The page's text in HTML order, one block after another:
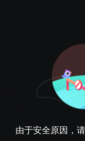
由于安全原因，请